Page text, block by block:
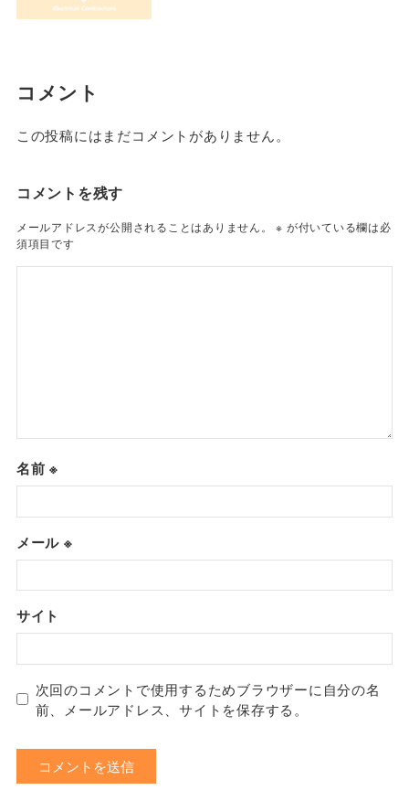
コメント
この投稿にはまだコメントがありません。
コメントを残す
メールアドレスが公開されることはありません。 ※ が付いている欄は必
須項目です
名前※
メール ※
サイト
次回のコメントで使用するためブラウザーに自分の名
前、メールアドレス、サイトを保存する。